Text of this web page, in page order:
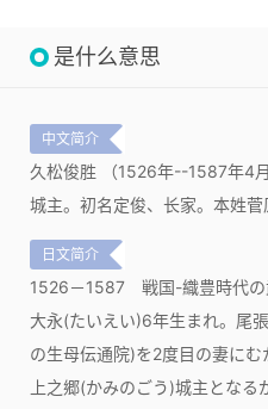
是什么意思
中文简介
久松俊胜 （1526年--1587年4
城主。初名定俊、长家。本姓
日文简介
1526－1587 戦国-織豊時代の
大永(たいえい)6年生まれ。尾
の生母伝通院)を2度目の妻に
上之郷(かみのごう)城主とな